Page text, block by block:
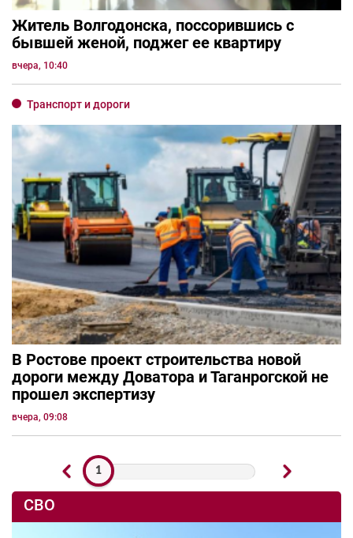
Житель Волгодонска, поссорившись с
бывшей женой, поджег ее квартиру
вчера, 10:40
Транспорт и дороги
В Ростове проект строительства новой
дороги между Доватора и Таганрогской не
прошел экспертизу
вчера, 09:08
1
СВО